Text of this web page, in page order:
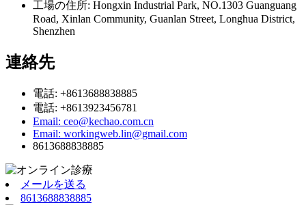
工場の住所: Hongxin Industrial Park, NO.1303 Guanguang
Road, Xinlan Community, Guanlan Street, Longhua District,
Shenzhen
連絡先
電話: +8613688838885
電話: +8613923456781
Email: ceo@kechao.com.cn
Email: workingweb.lin@gmail.com
8613688838885
メールを送る
8613688838885